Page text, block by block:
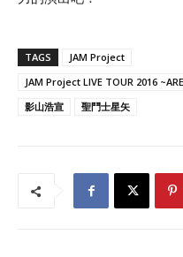
TAGS
JAM Project
JAM Project LIVE TOUR 2016
影山浩宣
聖鬥士星矢